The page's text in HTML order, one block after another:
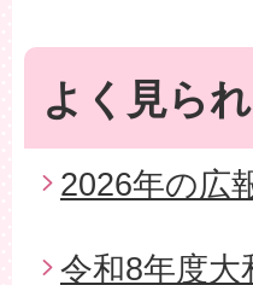
よく見ら
2026年の広
令和8年度大